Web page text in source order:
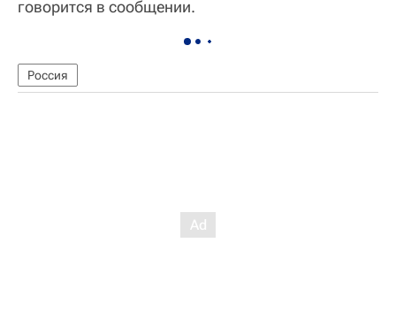
говорится в сообщении.
Россия